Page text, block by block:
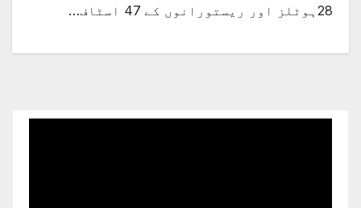
28ہوٹلز اور ریستورانوں کے 47 اسٹاف…